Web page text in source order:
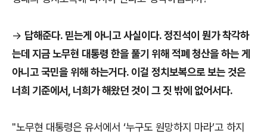
-> ​답해준다. 믿는게 아니고 사실이다. 정진석이 뭔가 착각하
는데 지금 노무현 대통령 한을 풀기 위해 적폐 청산을 하는 게
아니고 국민을 위해 하는거다. 이걸 정치보복으로 보는 것은
너희 기준에서, 너희가 해왔던 것이 그 짓 밖에 없어서다.
"노무현 대통령은 유서에서 ‘누구도 원망하지 마라’고 하지